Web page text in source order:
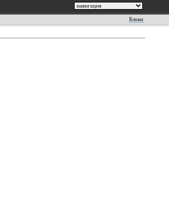
Блоки